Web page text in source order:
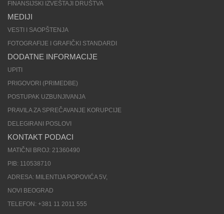
FINANSIJSKI IZVEŠTAJI DRUŠTVA
MEDIJI
VESTI I SAOPŠTENJA
FOTOGRAFIJE I GRAFIČKI STANDARDI
DODATNE INFORMACIJE
UPITI
PRIGOVORI (PRIMEDBE)
POSTUPAK UZBUNJIVANJA
PRAVILA ZA SPREČAVANJE KORUPCIJE
DELEGIRANI POSLOVI
KONTAKT PODACI
MATIČNI BROJ: 21360490
PIB: 110538710
ADRESA: MILENTIJA POPOVIĆA 5V,
NOVI BEOGRAD
TELEFON: +381 11 2011 555